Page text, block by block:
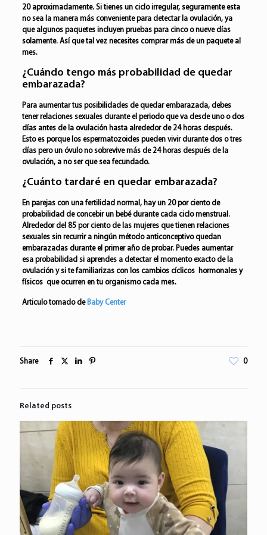
20 aproximadamente. Si tienes un ciclo irregular, seguramente esta
no sea la manera más conveniente para detectar la ovulación, ya
que algunos paquetes incluyen pruebas para cinco o nueve días
solamente. Así que tal vez necesites comprar más de un paquete al
mes.
¿Cuándo tengo más probabilidad de quedar
embarazada?
Para aumentar tus posibilidades de quedar embarazada, debes
tener relaciones sexuales durante el periodo que va desde uno o dos
días antes de la ovulación hasta alrededor de 24 horas después.
Esto es porque los espermatozoides pueden vivir durante dos o tres
días pero un óvulo no sobrevive más de 24 horas después de la
ovulación, a no ser que sea fecundado.
¿Cuánto tardaré en quedar embarazada?
En parejas con una fertilidad normal, hay un 20 por ciento de
probabilidad de concebir un bebé durante cada ciclo menstrual.
Alrededor del 85 por ciento de las mujeres que tienen relaciones
sexuales sin recurrir a ningún método anticonceptivo quedan
embarazadas durante el primer año de probar. Puedes aumentar
esa probabilidad si aprendes a detectar el momento exacto de la
ovulación y si te familiarizas con los cambios cíclicos  hormonales y
físicos  que ocurren en tu organismo cada mes.
Articulo tomado deBaby Center
Share 0
Related posts